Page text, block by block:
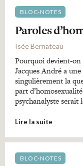
BLOC-NOTES
Paroles
Isée Bernateau
Pourquoi devient-on
Jacques André a
singulièrement la
part
psychanalyste
Lire la suite
BLOC-NOTES